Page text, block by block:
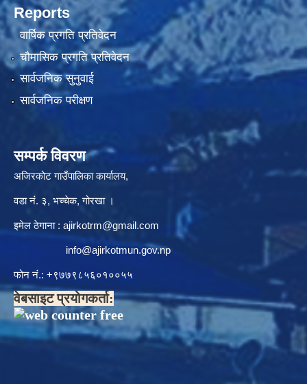
Reports
वार्षिक प्रगति प्रतिवेदन
चौमासिक प्रगति प्रतिवेदन
सार्वजनिक सुनुवाई
सार्वजनिक परीक्षण
सम्पर्क विवरण
अजिरकोट गाउँपालिका कार्यालय,
वडा नं. ३, भच्चेक, गोरखा ।
इमेल ठेगाना : ajirkotrm@gmail.com
info@ajirkotmun.gov.np
फोन नं.: ‍‌+९७७९८५६०१००५५
वेबसाइट प्रयोगकर्ता: